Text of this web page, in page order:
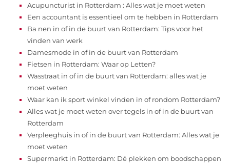
Acupuncturist in Rotterdam : Alles wat je moet weten
Een accountant is essentieel om te hebben in Rotterdam
Ba nen in of in de buurt van Rotterdam: Tips voor het
vinden van werk
Damesmode in of in de buurt van Rotterdam
Fietsen in Rotterdam: Waar op Letten?
Wasstraat in of in de buurt van Rotterdam: alles wat je
moet weten
Waar kan ik sport winkel vinden in of rondom Rotterdam?
Alles wat je moet weten over tegels in of in de buurt van
Rotterdam
Verpleeghuis in of in de buurt van Rotterdam: Alles wat je
moet weten
Supermarkt in Rotterdam: Dé plekken om boodschappen